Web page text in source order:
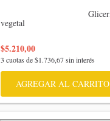
vegetal
$5.210,00
3 cuotas de$1.736,67sin interés
AGREGAR AL CARRITO